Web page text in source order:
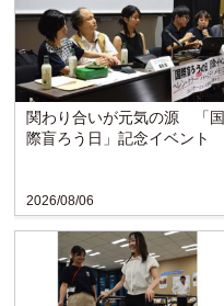
2026/08/06
関わり合いが元気の源 「国
際盲ろう日」記念イベント